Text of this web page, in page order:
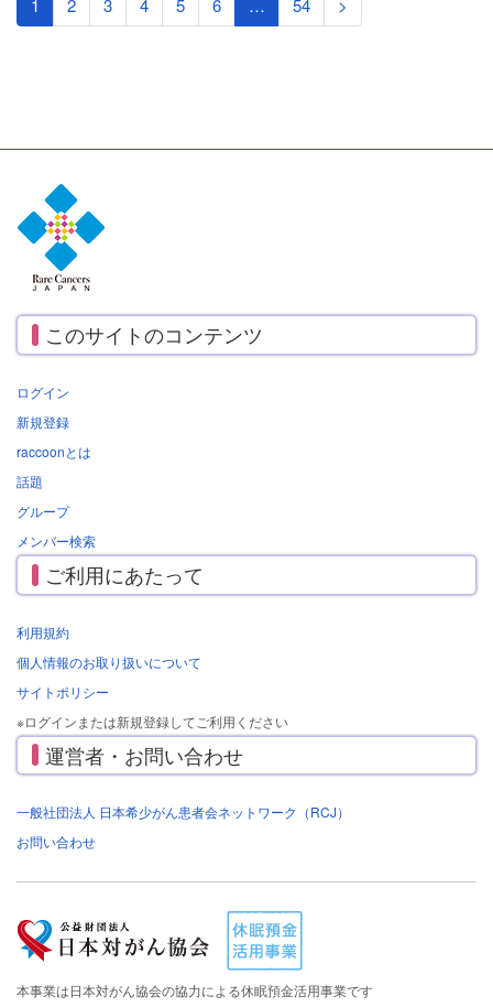
1 2 3 4 5 6 … 54 >
このサイトのコンテンツ
ログイン
新規登録
raccoonとは
話題
グループ
メンバー検索
ご利用にあたって
利用規約
個人情報のお取り扱いについて
サイトポリシー
※ログインまたは新規登録してご利用ください
運営者・お問い合わせ
一般社団法人 日本希少がん患者会ネットワーク（RCJ）
お問い合わせ
本事業は日本対がん協会の協力による休眠預金活用事業です